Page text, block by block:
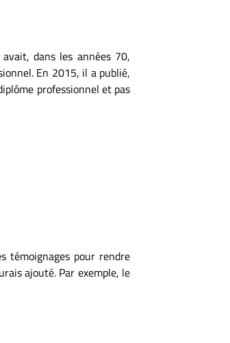
dans les années 70,
En 2015, il a publié,
professionnel et pas
témoignages pour rendre
ajouté. Par exemple, le